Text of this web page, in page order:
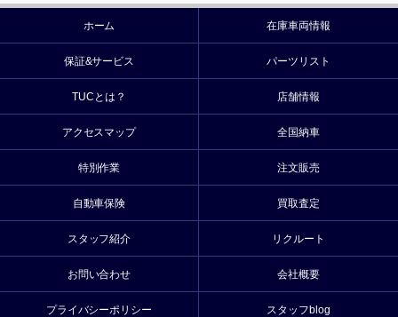
ホーム 在庫車両情報
保証&サービス パーツリスト
TUCとは？ 店舗情報
アクセスマップ 全国納車
特別作業 注文販売
自動車保険 買取査定
スタッフ紹介 リクルート
お問い合わせ 会社概要
プライバシーポリシー スタッフblog